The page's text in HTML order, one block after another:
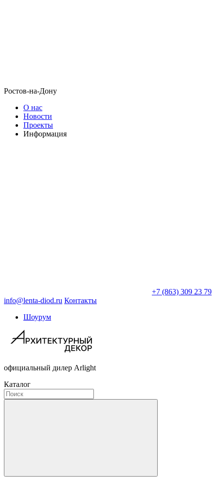
Ростов-на-Дону
О нас
Новости
Проекты
Информация
+7 (863) 309 23 79
info@lenta-diod.ru Контакты
Шоурум
официальный дилер Arlight
Каталог